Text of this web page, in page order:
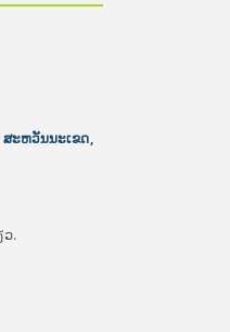
ສະຫວັນນະເຂດ,
.